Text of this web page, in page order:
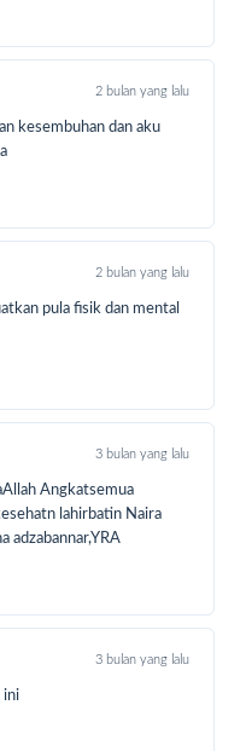
2 bulan yang lalu
kesembuhan dan aku
2 bulan yang lalu
pula fisik dan mental
3 bulan yang lalu
Angkatsemua
lahirbatin Naira
adzabannar,YRA
3 bulan yang lalu
ini